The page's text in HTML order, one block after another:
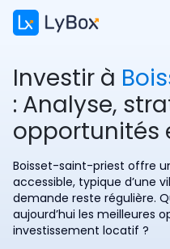
Investir à
: Analyse,
opportunités
Boisset-saint-priest offre
accessible, typique d’une
demande reste régulière.
aujourd’hui les meilleures
investissement locatif ?